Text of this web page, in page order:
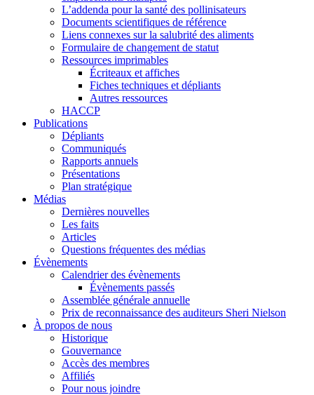
L’addenda pour la santé des pollinisateurs
Documents scientifiques de référence
Liens connexes sur la salubrité des aliments
Formulaire de changement de statut
Ressources imprimables
Écriteaux et affiches
Fiches techniques et dépliants
Autres ressources
HACCP
Publications
Dépliants
Communiqués
Rapports annuels
Présentations
Plan stratégique
Médias
Dernières nouvelles
Les faits
Articles
Questions fréquentes des médias
Évènements
Calendrier des évènements
Évènements passés
Assemblée générale annuelle
Prix de reconnaissance des auditeurs Sheri Nielson
À propos de nous
Historique
Gouvernance
Accès des membres
Affiliés
Pour nous joindre